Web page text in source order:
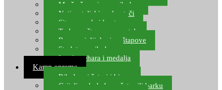
Mreže čuvarice za ribolov
Natjecateljski podmetači
Sito, posude i kante
Torbe za štapove – match
Rezervni dijelovi za štapove
Starlete za ribolov
Izrada pehara i medalja
Kamp oprema
Ribolovni šatori i bivvy
Grijalice, kuhala za šator ili barku